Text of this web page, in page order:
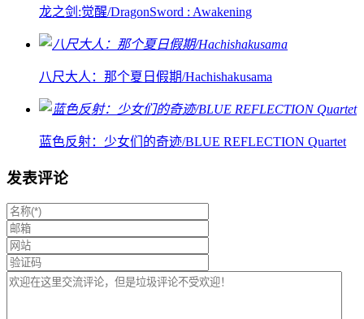
龙之剑:觉醒/DragonSword : Awakening
八尺大人：那个夏日假期/Hachishakusama
蓝色反射：少女们的奇迹/BLUE REFLECTION Quartet
发表评论